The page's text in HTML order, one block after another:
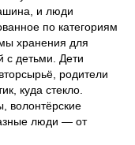
и люди
по категориям
хранения для
с детьми. Дети
родители
куда стекло.
волонтёрские
люди — от